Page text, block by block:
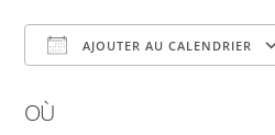
AJOUTER AU CALENDRIER
OÙ